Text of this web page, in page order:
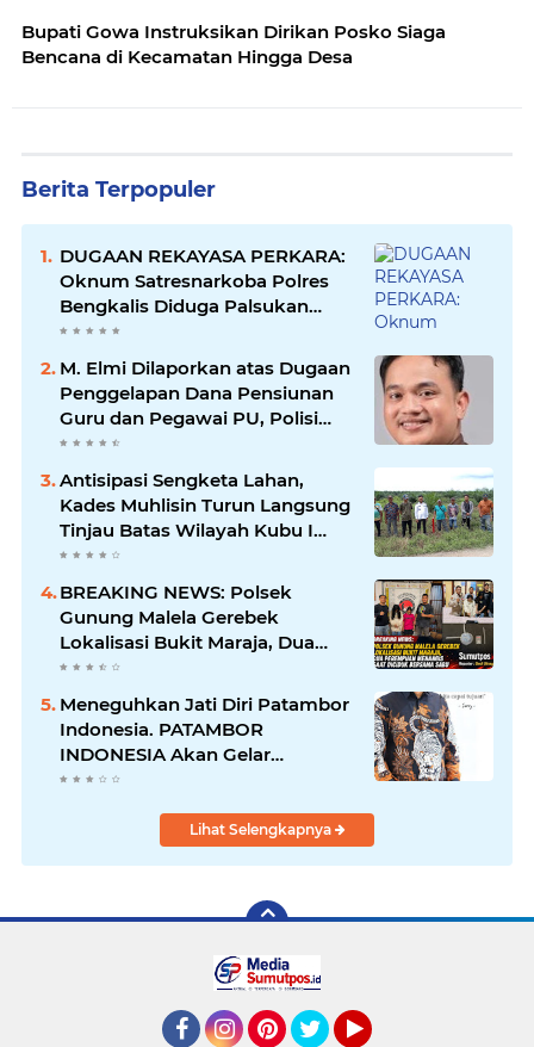
Bupati Gowa Instruksikan Dirikan Posko Siaga
Bencana di Kecamatan Hingga Desa
Berita Terpopuler
DUGAAN REKAYASA PERKARA:
Oknum Satresnarkoba Polres
Bengkalis Diduga Palsukan
Barang Bukti Hingga Paksa
M. Elmi Dilaporkan atas Dugaan
Penggelapan Dana Pensiunan
Guru dan Pegawai PU, Polisi
Pastikan Proses Hukum
Antisipasi Sengketa Lahan,
Kades Muhlisin Turun Langsung
Tinjau Batas Wilayah Kubu I
yang Diduga Diserobot PT Jatim
BREAKING NEWS: Polsek
Gunung Malela Gerebek
Lokalisasi Bukit Maraja, Dua
Perempuan Menangis Saat
Meneguhkan Jati Diri Patambor
Indonesia. PATAMBOR
INDONESIA Akan Gelar
RAKERNAS II Di Jakarta.
Lihat Selengkapnya